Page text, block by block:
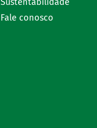
Fale conosco